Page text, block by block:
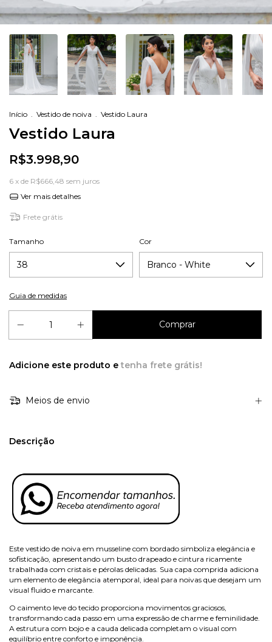
Início . Vestido de noiva . Vestido Laura
Vestido Laura
R$3.998,90
6 x de R$666,48 sem juros
Ver mais detalhes
Frete grátis
Tamanho Cor
Guia de medidas
Adicione este produto e tenha frete grátis!
Meios de envio
Descrição
Este vestido de noiva em musseline com bordado simboliza elegância e
sofisticação, apresentando um busto drapeado e cintura ricamente
trabalhada com cristais e pérolas delicadas. Sua capa comprida adiciona
um elemento de elegância atemporal, ideal para noivas que desejam um
visual fluido e marcante.
O caimento leve do tecido proporciona movimentos graciosos,
transformando cada passo em uma expressão de charme e feminilidade.
A estrutura com bojo e a cauda delicada completam o visual com
equilíbrio entre conforto e imponência.